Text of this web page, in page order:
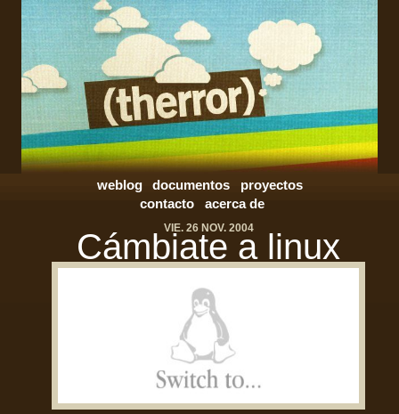
weblog documentos
proyectos
contacto
acerca de
VIE. 26 NOV. 2004
Cámbiate a linux